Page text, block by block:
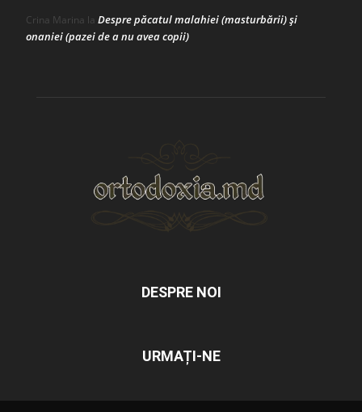
Crina Marina la Despre păcatul malahiei (masturbării) şi
onaniei (pazei de a nu avea copii)
DESPRE NOI
URMAȚI-NE